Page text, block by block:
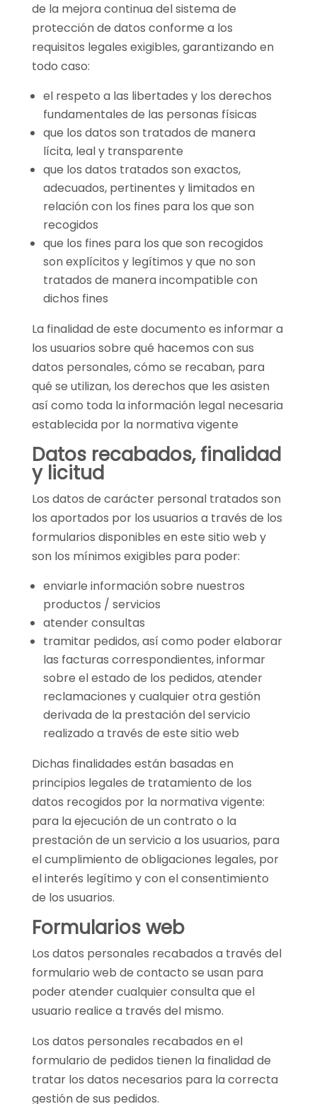
de la mejora continua del sistema de
protección de datos conforme a los
requisitos legales exigibles, garantizando en
todo caso:
el respeto a las libertades y los derechos
fundamentales de las personas físicas
que los datos son tratados de manera
lícita, leal y transparente
que los datos tratados son exactos,
adecuados, pertinentes y limitados en
relación con los fines para los que son
recogidos
que los fines para los que son recogidos
son explícitos y legítimos y que no son
tratados de manera incompatible con
dichos fines
La finalidad de este documento es informar a
los usuarios sobre qué hacemos con sus
datos personales, cómo se recaban, para
qué se utilizan, los derechos que les asisten
así como toda la información legal necesaria
establecida por la normativa vigente
Datos recabados, finalidad
y licitud
Los datos de carácter personal tratados son
los aportados por los usuarios a través de los
formularios disponibles en este sitio web y
son los mínimos exigibles para poder:
enviarle información sobre nuestros
productos / servicios
atender consultas
tramitar pedidos, así como poder elaborar
las facturas correspondientes, informar
sobre el estado de los pedidos, atender
reclamaciones y cualquier otra gestión
derivada de la prestación del servicio
realizado a través de este sitio web
Dichas finalidades están basadas en
principios legales de tratamiento de los
datos recogidos por la normativa vigente:
para la ejecución de un contrato o la
prestación de un servicio a los usuarios, para
el cumplimiento de obligaciones legales, por
el interés legítimo y con el consentimiento
de los usuarios.
Formularios web
Los datos personales recabados a través del
formulario web de contacto se usan para
poder atender cualquier consulta que el
usuario realice a través del mismo.
Los datos personales recabados en el
formulario de pedidos tienen la finalidad de
tratar los datos necesarios para la correcta
gestión de sus pedidos.